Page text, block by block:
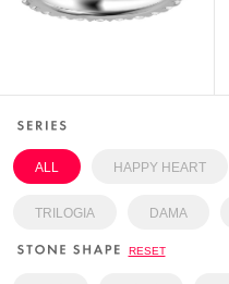
ALL HAPPY HEART
TRILOGIA DAMA
RESET